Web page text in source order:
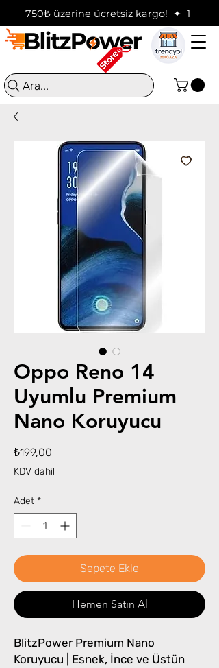
750₺ üzerine ücretsiz kargo!  ✦
Ara...
Oppo Reno 14
Uyumlu Premium
Nano Koruyucu
₺199,00
KDV dahil
Adet *
Sepete Ekle
Hemen Satın Al
BlitzPower Premium Nano
Koruyucu | Esnek, İnce ve Üstün